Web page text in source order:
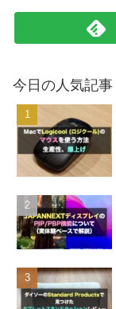
今日の人気記事